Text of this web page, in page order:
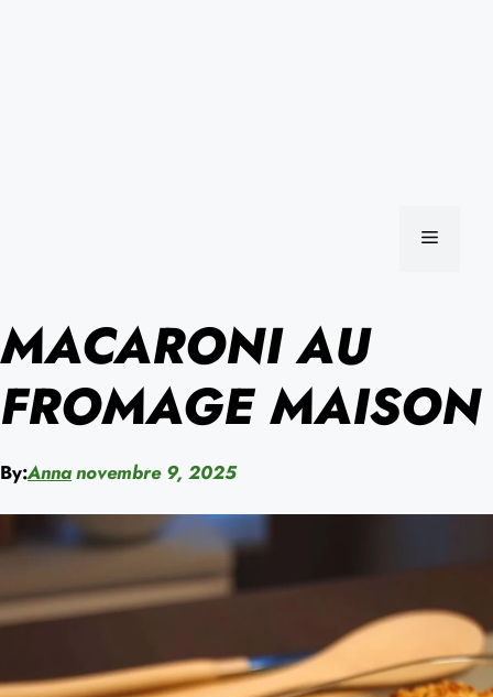
MENU
MACARONI AU
FROMAGE MAISON
By:Annanovembre 9, 2025